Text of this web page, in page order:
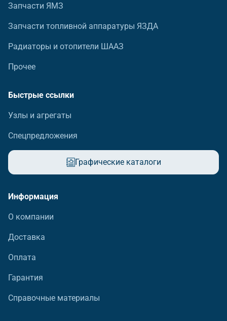
Запчасти ЯМЗ
Запчасти топливной аппаратуры ЯЗДА
Радиаторы и отопители ШААЗ
Прочее
Быстрые ссылки
Узлы и агрегаты
Спецпредложения
Графические каталоги
Информация
О компании
Доставка
Оплата
Гарантия
Справочные материалы